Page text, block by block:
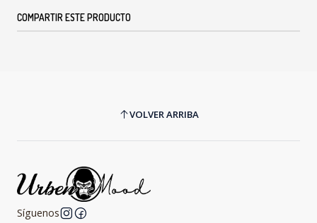
COMPARTIR ESTE PRODUCTO
VOLVER ARRIBA
Síguenos